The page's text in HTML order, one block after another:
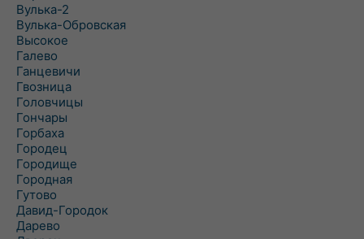
Вулька-2
Вулька-Обровская
Высокое
Галево
Ганцевичи
Гвозница
Головчицы
Гончары
Горбаха
Городец
Городище
Городная
Гутово
Давид-Городок
Дарево